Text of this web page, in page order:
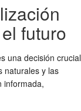
futuro
una decisión crucial
naturales y las
informada,